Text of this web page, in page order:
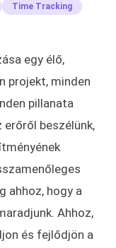
Time Tracking
egy élő,
projekt, minden
pillanata
erőről beszélünk,
ahhoz, hogy a
Ahhoz,
és fejlődjön a